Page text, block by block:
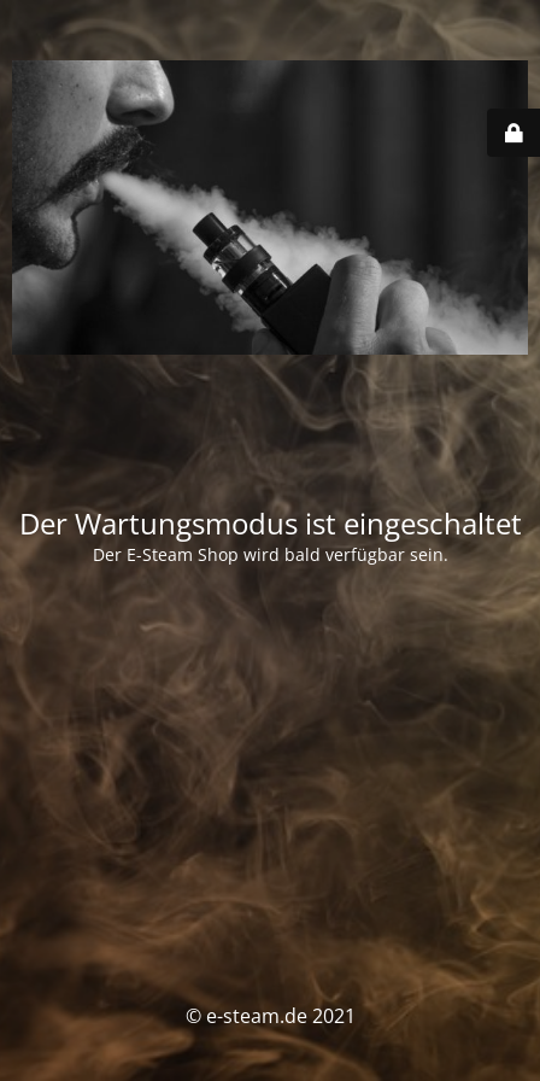
Der Wartungsmodus ist eingeschaltet
Der E-Steam Shop wird bald verfügbar sein.
© e-steam.de 2021